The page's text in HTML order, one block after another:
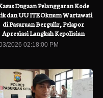
Dugaan Pelanggaran Kode
dan UU ITE Oknum Wartawati
di Pasuruan Bergulir, Pelapor
Apresiasi Langkah Kepolisian
2026 02:18:00 PM